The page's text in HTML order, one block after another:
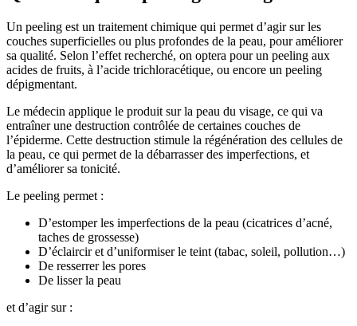
Un peeling est un traitement chimique qui permet d’agir sur les
couches superficielles ou plus profondes de la peau, pour améliorer
sa qualité. Selon l’effet recherché, on optera pour un peeling aux
acides de fruits, à l’acide trichloracétique, ou encore un peeling
dépigmentant.
Le médecin applique le produit sur la peau du visage, ce qui va
entraîner une destruction contrôlée de certaines couches de
l’épiderme. Cette destruction stimule la régénération des cellules de
la peau, ce qui permet de la débarrasser des imperfections, et
d’améliorer sa tonicité.
Le peeling permet :
D’estomper les imperfections de la peau (cicatrices d’acné,
taches de grossesse)
D’éclaircir et d’uniformiser le teint (tabac, soleil, pollution…)
De resserrer les pores
De lisser la peau
et d’agir sur :